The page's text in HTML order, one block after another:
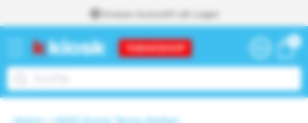
Inhalt
Grosse Auswahl ab Lager
0
0
Artikel
Weiter zum